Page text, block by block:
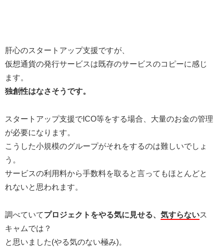
肝心のスタートアップ支援ですが、
仮想通貨の発行サービスは既存のサービスのコピーに感じ
ます。
独創性はなさそうです。
スタートアップ支援でICO等をする場合、大量のお金の管理
が必要になります。
こうした小規模のグループがそれをするのは難しいでしょ
う。
サービスの利用料から手数料を取ると言ってもほとんどと
れないと思われます。
調べていてプロジェクトをやる気に見せる、 気すらないス
キャムでは？
と思いました(やる気のない極み)。